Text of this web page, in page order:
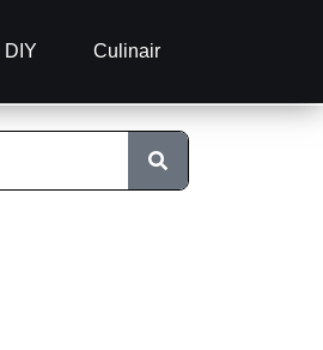
DIY Culinair